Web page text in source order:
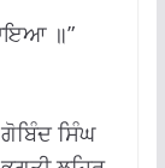
॥”
ਸਿੰਘ